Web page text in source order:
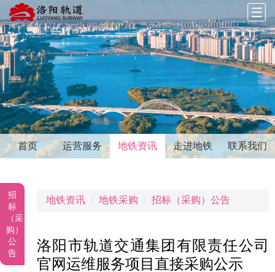
首页 运营服务 地铁资讯 走进地铁 联系我们
招
标
（采
购）
公
告
地铁资讯 地铁采购 招标（采购）公告
洛阳市轨道交通集团有限责任公司
官网运维服务项目直接采购公示